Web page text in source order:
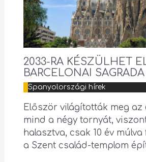
2033-RA KÉSZÜLHET
BARCELONAI
Spanyolországi hírek
Először világították meg az
mind a négy tornyát,
halasztva, csak 10 év
a Szent család-templom